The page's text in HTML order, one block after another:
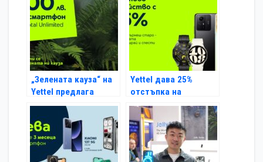
рециклиране на
старо
месеца на лизинга
„Зелената кауза“ на
Yettel предлага
специални отстъпка
за „зелени“
смартфони
Yettel дава 25%
отстъпка на
атрактивни
смартфони и смарт
часовници срещу
връщане на старо
устройство